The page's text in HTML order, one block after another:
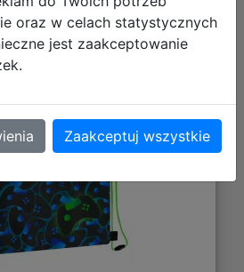
Szkolny na Obuwie
552319
oraz w celach statystycznych
jest zaakceptowanie
Zaakceptuj wszystkie